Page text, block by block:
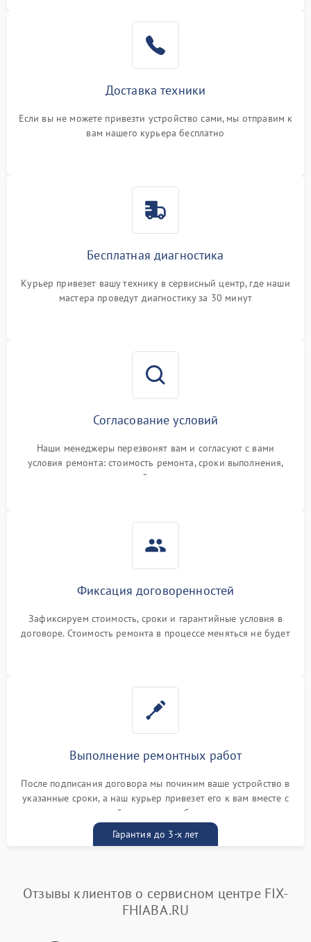
Доставка техники
Если вы не можете привезти устройство сами, мы отправим к
вам нашего курьера бесплатно
Бесплатная диагностика
Курьер привезет вашу технику в сервисный центр, где наши
мастера проведут диагностику за 30 минут
Согласование условий
Наши менеджеры перезвонят вам и согласуют с вами
условия ремонта: стоимость ремонта, сроки выполнения,
гарантийные условия
Фиксация договоренностей
Зафиксируем стоимость, сроки и гарантийные условия в
договоре. Стоимость ремонта в процессе меняться не будет
Выполнение ремонтных работ
После подписания договора мы починим ваше устройство в
указанные сроки, а наш курьер привезет его к вам вместе с
гарантийным талоном бесплатно
Гарантия до 3-х лет
Отзывы клиентов о сервисном центре FIX-
FHIABA.RU